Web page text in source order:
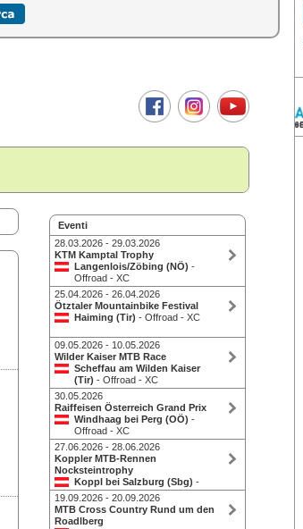
Eventi
28.03.2026 - 29.03.2026
KTM Kamptal Trophy
Langenlois/Zöbing (NÖ) -
Offroad - XC
25.04.2026 - 26.04.2026
Ötztaler Mountainbike Festival
Haiming (Tir) - Offroad - XC
09.05.2026 - 10.05.2026
Wilder Kaiser MTB Race
Scheffau am Wilden Kaiser
(Tir) - Offroad - XC
30.05.2026
Raiffeisen Österreich Grand Prix
Windhaag bei Perg (OÖ) -
Offroad - XC
27.06.2026 - 28.06.2026
Koppler MTB-Rennen
Nocksteintrophy
Koppl bei Salzburg (Sbg) -
Offroad - XC
19.09.2026 - 20.09.2026
MTB Cross Country Rund um den
Roadlberg